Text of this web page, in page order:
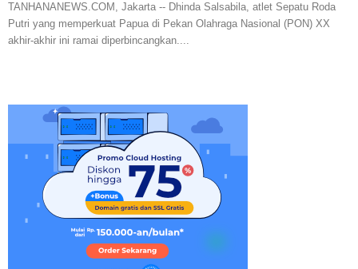
TANHANANEWS.COM, Jakarta -- Dhinda Salsabila, atlet Sepatu Roda
Putri yang memperkuat Papua di Pekan Olahraga Nasional (PON) XX
akhir-akhir ini ramai diperbincangkan....